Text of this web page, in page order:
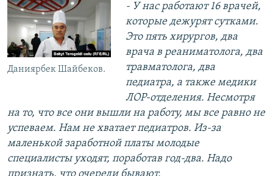
Даниярбек Шайбеков.
- У нас работают 16 врачей,
которые дежурят сутками.
Это пять хирургов, два
врача в реаниматолога, два
травматолога, два
педиатра, а также медики
ЛОР-отделения. Несмотря
на то, что все они вышли на работу, мы все равно не
успеваем. Нам не хватает педиатров. Из-за
маленькой заработной платы молодые
специалисты уходят, поработав год-два. Надо